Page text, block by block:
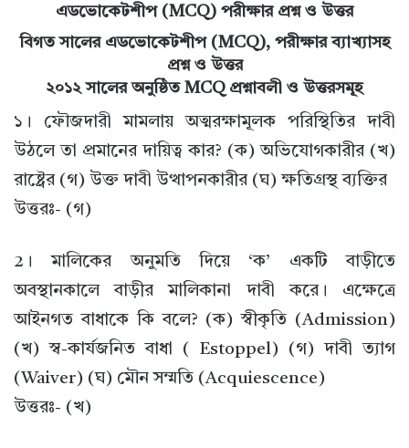
এডভোকেটশীপ (MCQ) পরীক্ষার প্রশ্ন ও উত্তর
বিগত সালের এডভোকেটশীপ (MCQ), পরীক্ষার ব্যাখ্যাসহ
প্রশ্ন ও উত্তর
২০১২ সালের অনুষ্ঠিত MCQ প্রশ্নাবলী ও উত্তরসমূহ
১। ফৌজদারী মামলায় অত্মরক্ষামূলক পরিস্থিতির দাবী
উঠলে তা প্রমানের দায়িত্ব কার? (ক) অভিযোগকারীর (খ)
রাষ্ট্রের (গ) উক্ত দাবী উত্থাপনকারীর (ঘ) ক্ষতিগ্রস্থ ব্যক্তির
উত্তরঃ- (গ)
2। মালিকের অনুমতি দিয়ে ‘ক’ একটি বাড়ীতে
অবস্থানকালে বাড়ীর মালিকানা দাবী করে। এক্ষেত্রে
আইনগত বাধাকে কি বলে? (ক) স্বীকৃতি (Admission)
(খ) স্ব-কার্যজনিত বাধা ( Estoppel) (গ) দাবী ত্যাগ
(Waiver) (ঘ) মৌন সম্মতি (Acquiescence)
উত্তরঃ- (খ)